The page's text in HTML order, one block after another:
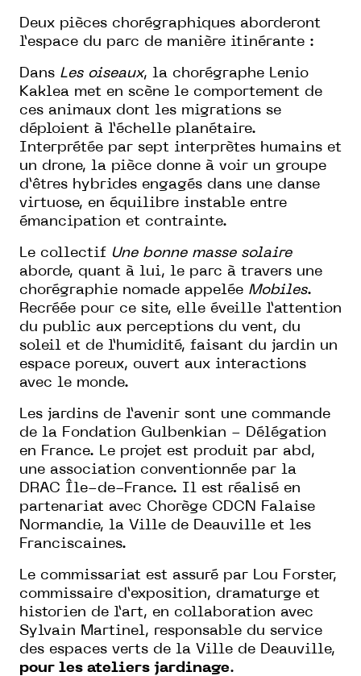
Deux pièces chorégraphiques aborderont
l’espace du parc de manière itinérante :
Dans Les oiseaux, la chorégraphe Lenio
Kaklea met en scène le comportement de
ces animaux dont les migrations se
déploient à l’échelle planétaire.
Interprétée par sept interprètes humains et
un drone, la pièce donne à voir un groupe
d’êtres hybrides engagés dans une danse
virtuose, en équilibre instable entre
émancipation et contrainte.
Le collectif Une bonne masse solaire
aborde, quant à lui, le parc à travers une
chorégraphie nomade appelée Mobiles.
Recréée pour ce site, elle éveille l’attention
du public aux perceptions du vent, du
soleil et de l’humidité, faisant du jardin un
espace poreux, ouvert aux interactions
avec le monde.
Les jardins de l’avenir sont une commande
de la Fondation Gulbenkian - Délégation
en France. Le projet est produit par abd,
une association conventionnée par la
DRAC Île-de-France. Il est réalisé en
partenariat avec Chorège CDCN Falaise
Normandie, la Ville de Deauville et les
Franciscaines.
Le commissariat est assuré par Lou Forster,
commissaire d’exposition, dramaturge et
historien de l’art, en collaboration avec
Sylvain Martinel, responsable du service
des espaces verts de la Ville de Deauville,
pour les ateliers jardinage.